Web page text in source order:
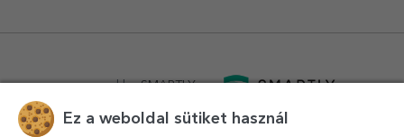
powered bySMARTLY.ro
Ez a weboldal sütiket használ